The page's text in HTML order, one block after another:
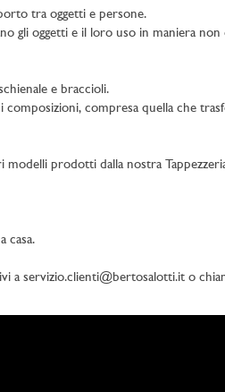
tra oggetti e persone.
gli oggetti e il loro uso in maniera non
e braccioli.
compresa quella che
prodotti dalla nostra
casa.
a servizio.clienti@bertosalotti.ito